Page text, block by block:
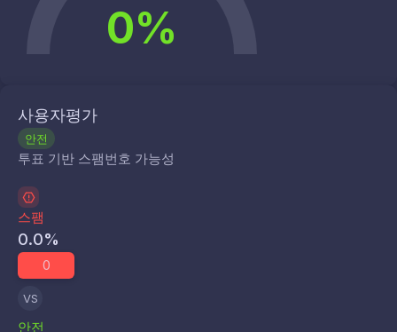
0%
사용자평가
안전
투표 기반 스팸번호 가능성
스팸
0.0%
0
VS
안전